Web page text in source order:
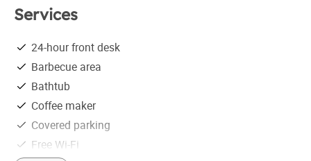
Services
24-hour front desk
Barbecue area
Bathtub
Coffee maker
Covered parking
Free Wi-Fi